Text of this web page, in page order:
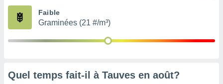
des
notre
Faible
Graminées (21 #/m³)
Quel temps fait-il à Tauves en août?